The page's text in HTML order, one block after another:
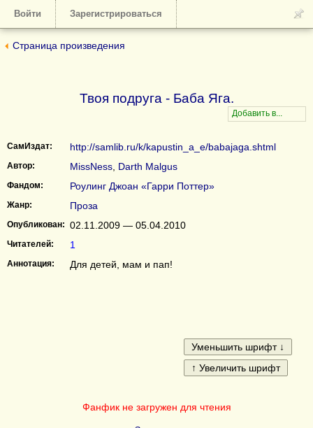
Войти Зарегистрироваться
Страница произведения
Твоя подруга - Баба Яга.
СамИздат: http://samlib.ru/k/kapustin_a_e/babajaga.shtml
Автор: MissNess Darth Malgus
Фандом: Роулинг Джоан «Гарри Поттер»
Жанр: Проза
Опубликован: 02.11.2009 — 05.04.2010
Читателей: 1
Аннотация: Для детей, мам и пап!
Фанфик не загружен для чтения